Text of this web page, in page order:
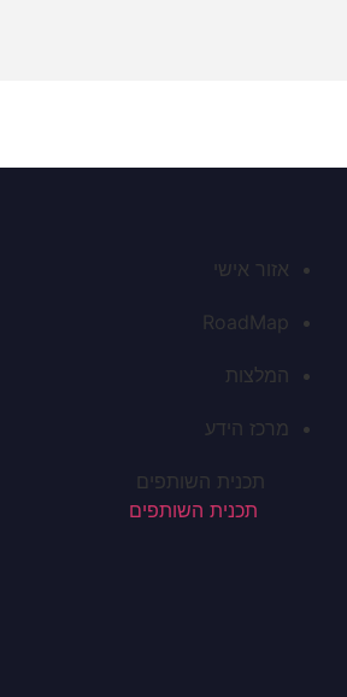
אזור אישי
RoadMap
המלצות
מרכז הידע
תכנית השותפים
תכנית השותפים